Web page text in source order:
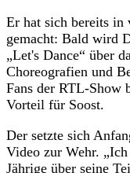
Er hat sich bereits in
gemacht: Bald wird
„Let's Dance“ über
Choreografien und
Fans der RTL-Show
Vorteil für Soost.
Der setzte sich
Video zur Wehr.
Jährige über seine